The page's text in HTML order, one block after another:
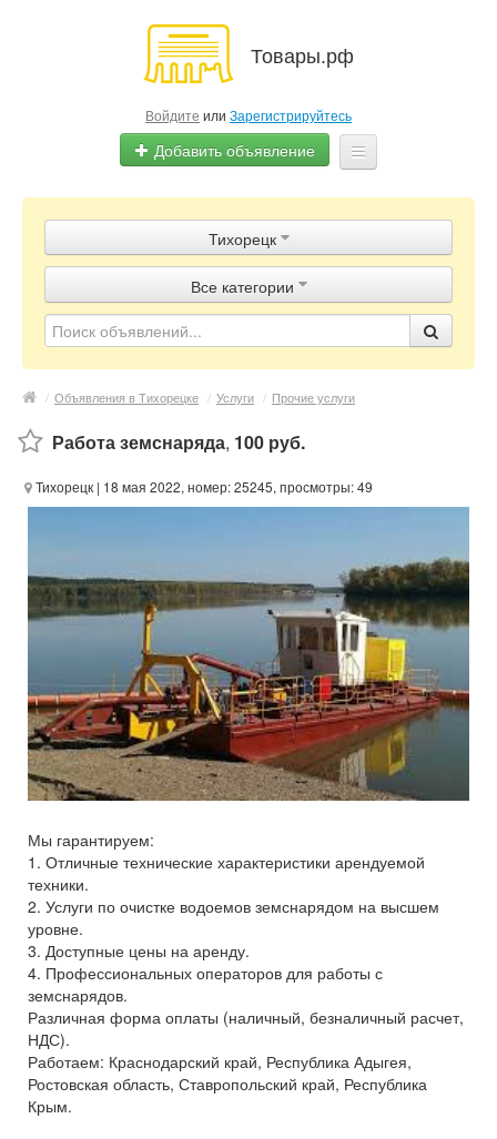
Товары.рф
Войдите или Зарегистрируйтесь
Добавить объявление
Объявления
Магазины
Контакты
Тихорецк
Все категории
/ Объявления в Тихорецке / Услуги / Прочие услуги
Работа земснаряда, 100 руб.
Тихорецк | 18 мая 2022, номер: 25245, просмотры: 49
Мы гарантируем:
1. Отличные технические характеристики арендуемой
техники.
2. Услуги по очистке водоемов земснарядом на высшем
уровне.
3. Доступные цены на аренду.
4. Профессиональных операторов для работы с
земснарядов.
Различная форма оплаты (наличный, безналичный расчет,
НДС).
Работаем: Краснодарский край, Республика Адыгея,
Ростовская область, Ставропольский край, Республика
Крым.